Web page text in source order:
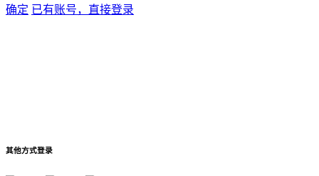
确定 已有账号，直接登录
其他方式登录